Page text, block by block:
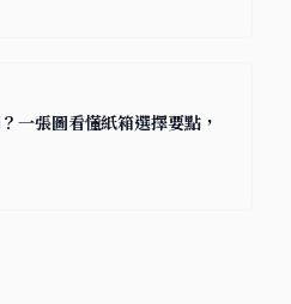
一張圖看懂紙箱選擇要點，